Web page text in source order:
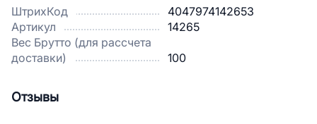
ШтрихКод
4047974142653
Артикул
14265
Вес Брутто (для рассчета
доставки)
100
Отзывы